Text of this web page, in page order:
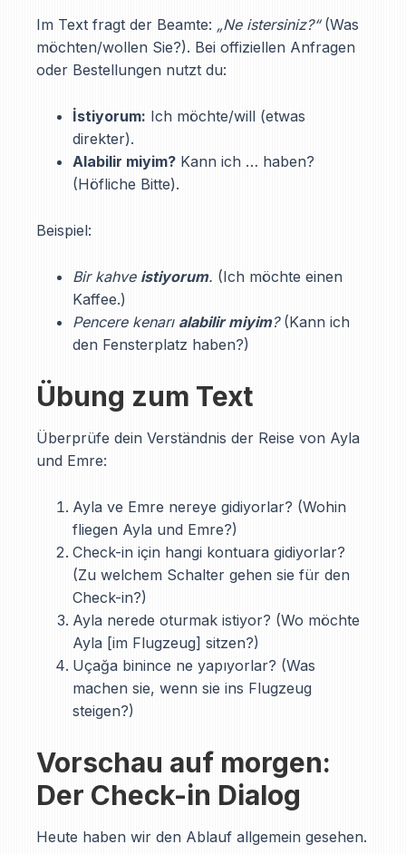
Im Text fragt der Beamte: „Ne istersiniz?“(Was
möchten/wollen Sie?). Bei offiziellen Anfragen
oder Bestellungen nutzt du:
İstiyorum: Ich möchte/will (etwas
direkter).
Alabilir miyim? Kann ich … haben?
(Höfliche Bitte).
Beispiel:
Bir kahve istiyorum. (Ich möchte einen
Kaffee.)
Pencere kenarı alabilir miyim?(Kann ich
den Fensterplatz haben?)
Übung zum Text
Überprüfe dein Verständnis der Reise von Ayla
und Emre:
Ayla ve Emre nereye gidiyorlar? (Wohin
fliegen Ayla und Emre?)
Check-in için hangi kontuara gidiyorlar?
(Zu welchem Schalter gehen sie für den
Check-in?)
Ayla nerede oturmak istiyor? (Wo möchte
Ayla [im Flugzeug] sitzen?)
Uçağa binince ne yapıyorlar? (Was
machen sie, wenn sie ins Flugzeug
steigen?)
Vorschau auf morgen:
Der Check-in Dialog
Heute haben wir den Ablauf allgemein gesehen.